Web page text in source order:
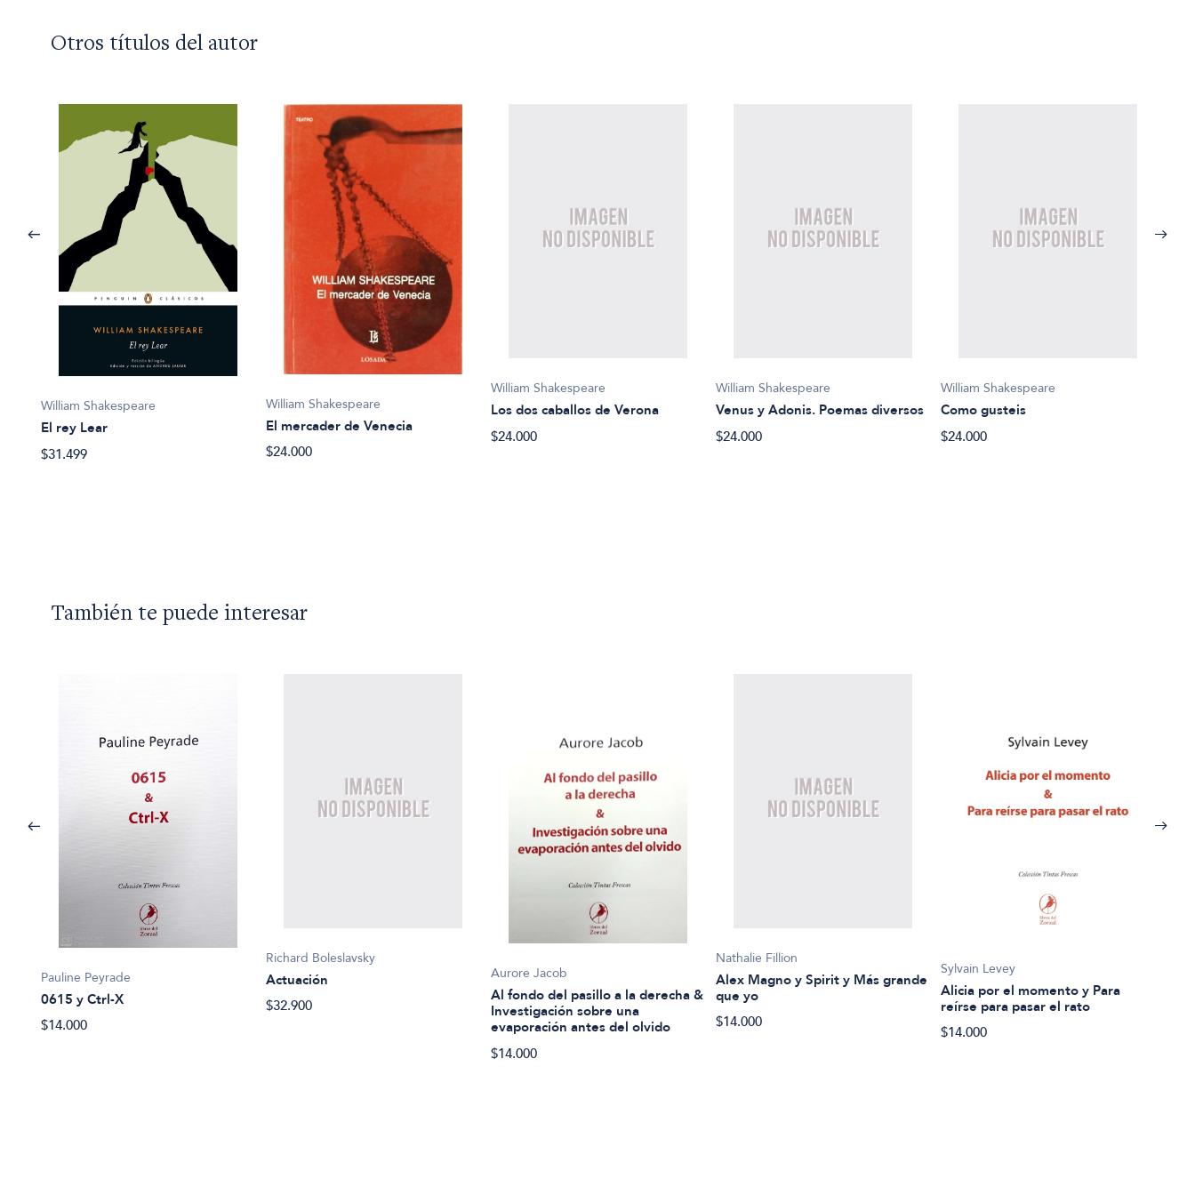
Otros títulos del autor
William Shakespeare
El rey Lear
$31.499
William Shakespeare
El mercader de Venecia
$24.000
William Shakespeare
Los dos caballos de Verona
$24.000
William Shakespeare
Venus y Adonis. Poemas diversos
$24.000
William Shakespeare
Como gusteis
$24.000
También te puede interesar
Pauline Peyrade
0615 y Ctrl-X
$14.000
Richard Boleslavsky
Actuación
$32.900
Aurore Jacob
Al fondo del pasillo a la derecha &
Investigación sobre una
evaporación antes del olvido
$14.000
Nathalie Fillion
Alex Magno y Spirit y Más grande
que yo
$14.000
Sylvain Levey
Alicia por el momento y Para
reírse para pasar el rato
$14.000